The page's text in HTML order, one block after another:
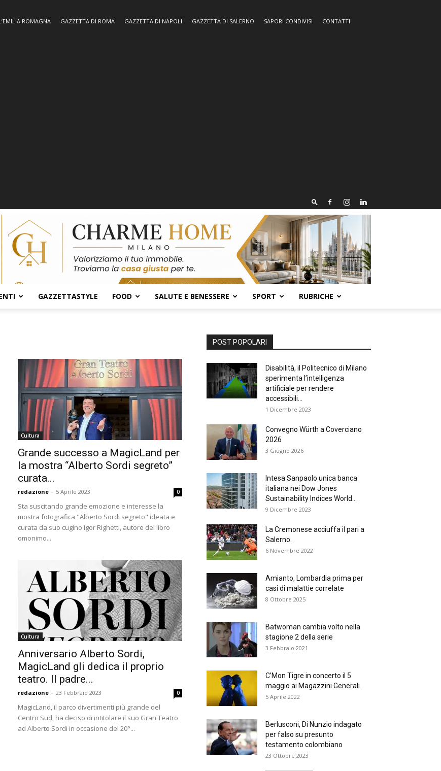
ROMAGNA GAZZETTA DI ROMA GAZZETTA DI NAPOLI GAZZETTA DI SALERNO SAPORI CONDIVISI
CONTATTI
GAZZETTASTYLE FOOD SALUTE E BENESSERE SPORT RUBRICHE
Cultura
Grande successo a MagicLand per
la mostra “Alberto Sordi segreto”
curata...
redazione - 5 Aprile 2023 0
Sta suscitando grande emozione e interesse la
mostra fotografica "Alberto Sordi segreto" ideata e
curata da suo cugino Igor Righetti, autore del libro
omonimo...
Cultura
Anniversario Alberto Sordi,
MagicLand gli dedica il proprio
teatro. Il padre...
redazione - 23 Febbraio 2023 0
MagicLand, il parco divertimenti più grande del
Centro Sud, ha deciso di intitolare il suo Gran Teatro
ad Alberto Sordi in occasione del 20°...
POST POPOLARI
Disabilità, il Politecnico di Milano
sperimenta l’intelligenza
artificiale per rendere
accessibili...
1 Dicembre 2023
Convegno Würth a Coverciano
2026
3 Giugno 2026
Intesa Sanpaolo unica banca
italiana nei Dow Jones
Sustainability Indices World...
9 Dicembre 2023
La Cremonese acciuffa il pari a
Salerno.
6 Novembre 2022
Amianto, Lombardia prima per
casi di malattie correlate
8 Ottobre 2025
Batwoman cambia volto nella
stagione 2 della serie
3 Febbraio 2021
C’Mon Tigre in concerto il 5
maggio ai Magazzini Generali.
5 Aprile 2022
Berlusconi, Di Nunzio indagato
per falso su presunto
testamento colombiano
23 Ottobre 2023